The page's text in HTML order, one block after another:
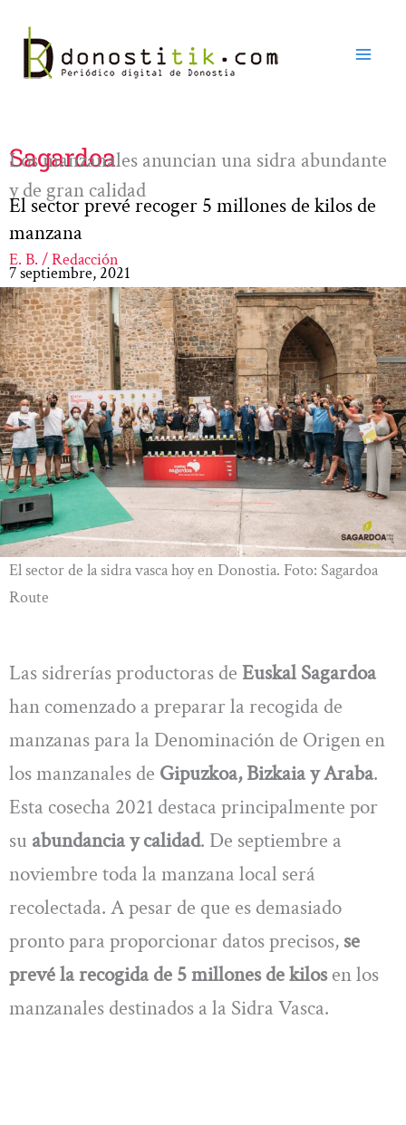
contenido
Sagardoa
Los manzanales anuncian una sidra abundante
y de gran calidad
El sector prevé recoger 5 millones de kilos de
manzana
E. B. / Redacción
7 septiembre, 2021
El sector de la sidra vasca hoy en Donostia. Foto: Sagardoa
Route
Las sidrerías productoras de Euskal Sagardoa
han comenzado a preparar la recogida de
manzanas para la Denominación de Origen en
los manzanales de Gipuzkoa, Bizkaia y Araba.
Esta cosecha 2021 destaca principalmente por
su abundancia y calidad. De septiembre a
noviembre toda la manzana local será
recolectada. A pesar de que es demasiado
pronto para proporcionar datos precisos, se
prevé la recogida de 5 millones de kilosen los
manzanales destinados a la Sidra Vasca.